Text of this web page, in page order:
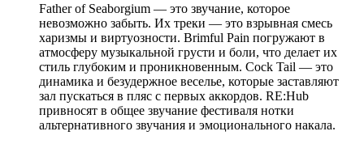
Father of Seaborgium — это звучание, которое
невозможно забыть. Их треки — это взрывная смесь
харизмы и виртуозности. Brimful Pain погружают в
атмосферу музыкальной грусти и боли, что делает их
стиль глубоким и проникновенным. Cock Tail — это
динамика и безудержное веселье, которые заставляют
зал пускаться в пляс с первых аккордов. RE:Hub
привносят в общее звучание фестиваля нотки
альтернативного звучания и эмоционального накала.